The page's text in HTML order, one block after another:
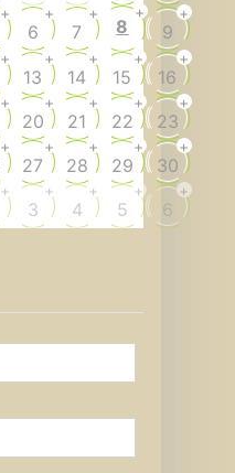
+
6
+
7
+
8
+
9
+
+
13
+
14
+
15
+
16
+
+
20
+
21
+
22
+
23
+
+
27
+
28
+
29
+
30
+
+
3
+
4
+
5
+
6
+